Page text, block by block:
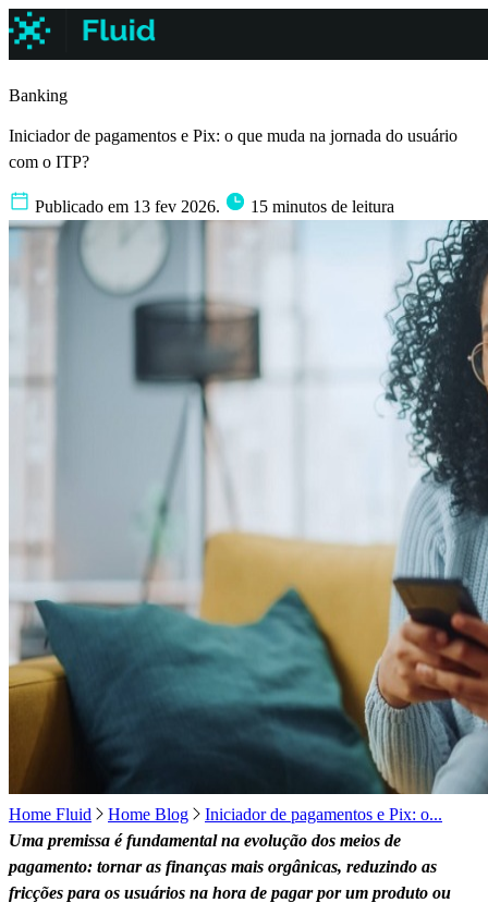
Banking
Iniciador de pagamentos e Pix: o que muda na jornada do usuário
com o ITP?
Publicado em 13 fev 2026. 15 minutos de leitura
Home Fluid Home Blog
Iniciador de pagamentos e Pix: o...
Uma premissa é fundamental na evolução dos meios de
pagamento: tornar as finanças mais orgânicas, reduzindo as
fricções para os usuários na hora de pagar por um produto ou